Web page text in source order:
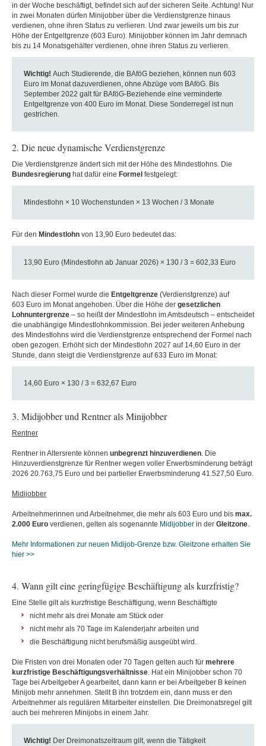
in der Woche beschäftigt, befindet sich auf der sicheren Seite. Achtung! Nur
in zwei Monaten dürfen Minijobber über die Verdienstgrenze hinaus
verdienen, ohne ihren Status zu verlieren. Und zwar jeweils um bis zur
Höhe der Entgeltgrenze (603 Euro). Minijobber können im Jahr demnach
bis zu 14 Monatsgehälter verdienen, ohne ihren Status zu verlieren.
Wichtig! Auch Studierende, die BAföG beziehen, können nun 603
Euro im Monat dazuverdienen, ohne Abzüge vom BAföG. Bis
September 2022 galt für BAföG-Beziehende eine verminderte
Entgeltgrenze von 400 Euro im Monat. Diese Sonderregel ist nun
gestrichen.
2. Die neue dynamische Verdienstgrenze
Die Verdienstgrenze ändert sich mit der Höhe des Mindestlohns. Die
Bundesregierung hat dafür eine Formel festgelegt:
Mindestlohn × 10 Wochenstunden × 13 Wochen / 3 Monate
Für den Mindestlohn von 13,90 Euro bedeutet das:
13,90 Euro (Mindestlohn ab Januar 2026) × 130 / 3 = 602,33 Euro
Nach dieser Formel wurde die Entgeltgrenze (Verdienstgrenze) auf
603 Euro im Monat angehoben. Über die Höhe der gesetzlichen
Lohnuntergrenze – so heißt der Mindestlohn im Amtsdeutsch – entscheidet
die unabhängige Mindestlohnkommission. Bei jeder weiteren Anhebung
des Mindestlohns wird die Verdienstgrenze entsprechend der Formel nach
oben gezogen. Erhöht sich der Mindestlohn 2027 auf 14,60 Euro in der
Stunde, dann steigt die Verdienstgrenze auf 633 Euro im Monat:
14,60 Euro × 130 / 3 = 632,67 Euro
3. Midijobber und Rentner als Minijobber
Rentner
Rentner in Altersrente können unbegrenzt hinzuverdienen. Die
Hinzuverdienstgrenze für Rentner wegen voller Erwerbsminderung beträgt
2026 20.763,75 Euro und bei partieller Erwerbsminderung 41.527,50 Euro.
Midijobber
Arbeitnehmerinnen und Arbeitnehmer, die mehr als 603 Euro und bis max.
2.000 Euro verdienen, gelten als sogenannte Midijobber in der Gleitzone.
Mehr Informationen zur neuen Midijob-Grenze bzw. Gleitzone erhalten Sie
hier >>
4. Wann gilt eine geringfügige Beschäftigung als kurzfristig?
Eine Stelle gilt als kurzfristige Beschäftigung, wenn Beschäftigte
nicht mehr als drei Monate am Stück oder
nicht mehr als 70 Tage im Kalenderjahr arbeiten und
die Beschäftigung nicht berufsmäßig ausgeübt wird.
Die Fristen von drei Monaten oder 70 Tagen gelten auch für mehrere
kurzfristige Beschäftigungsverhältnisse. Hat ein Minijobber schon 70
Tage bei Arbeitgeber A gearbeitet, dann kann er bei Arbeitgeber B keinen
Minijob mehr annehmen. Stellt B ihn trotzdem ein, dann muss er den
Arbeitnehmer als regulären Mitarbeiter einstellen. Die Dreimonatsregel gilt
auch bei mehreren Minijobs in einem Jahr.
Wichtig! Der Dreimonatszeitraum gilt, wenn die Tätigkeit